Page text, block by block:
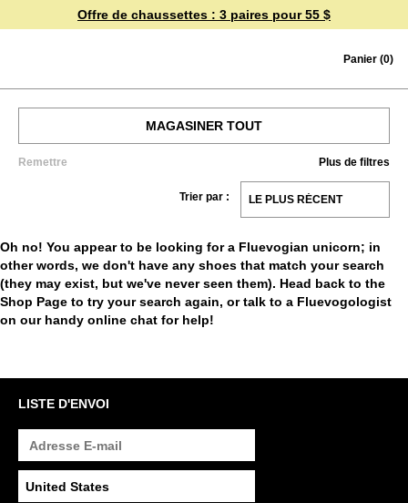
Skip to contentOffre de chaussettes : 3 paires pour 55 $
Panier (0)
MAGASINER TOUT
HOMMES
VENTE
ACCESSOIRES
Remettre Plus de filtres
Trier par :
Oh no! You appear to be looking for a Fluevogian unicorn; in
other words, we don't have any shoes that match your search
(they may exist, but we've never seen them). Head back to the
Shop Page to try your search again, or talk to a Fluevogologist
on our handy online chat for help!
LISTE D'ENVOI